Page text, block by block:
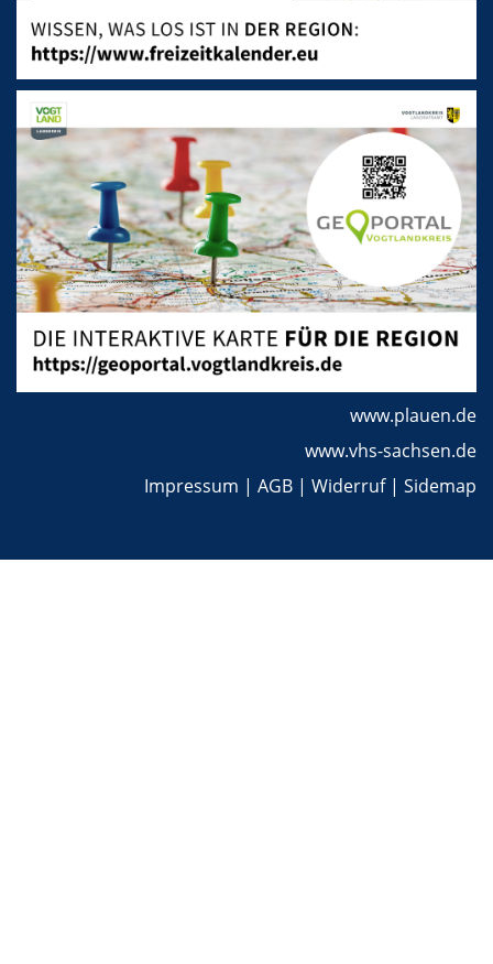
www.plauen.de
www.vhs-sachsen.de
Impressum | AGB | Widerruf| Sidemap